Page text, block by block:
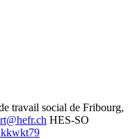
travail social de Fribourg,
HES-SO